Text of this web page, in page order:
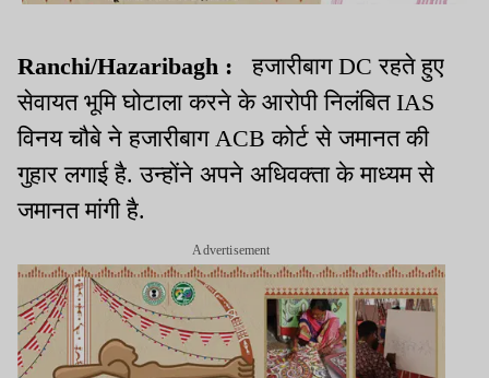
Ranchi/Hazaribagh :
हजारीबाग DC रहते हुए
सेवायत भूमि घोटाला करने के आरोपी निलंबित IAS
विनय चौबे ने हजारीबाग ACB कोर्ट से जमानत की
गुहार लगाई है. उन्होंने अपने अधिवक्ता के माध्यम से
जमानत मांगी है.
Advertisement